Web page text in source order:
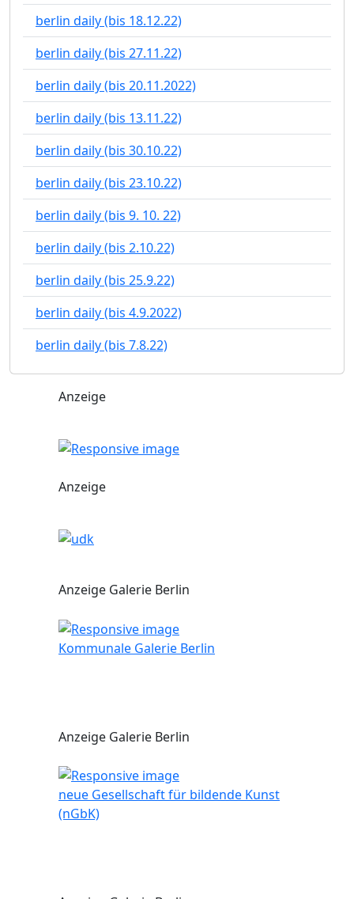
berlin daily (bis 18.12.22)
berlin daily (bis 27.11.22)
berlin daily (bis 20.11.2022)
berlin daily (bis 13.11.22)
berlin daily (bis 30.10.22)
berlin daily (bis 23.10.22)
berlin daily (bis 9. 10. 22)
berlin daily (bis 2.10.22)
berlin daily (bis 25.9.22)
berlin daily (bis 4.9.2022)
berlin daily (bis 7.8.22)
Anzeige
Anzeige
Anzeige Galerie Berlin
Kommunale Galerie Berlin
Anzeige Galerie Berlin
neue Gesellschaft für bildende Kunst
(nGbK)